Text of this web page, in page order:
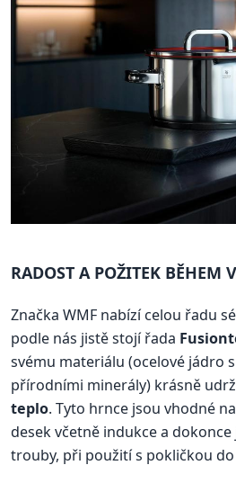
RADOST A POŽITEK BĚHEM
Značka WMF nabízí celou řadu
podle nás jistě stojí řada
svému materiálu (ocelové jádro
přírodními minerály) krásně
teplo. Tyto hrnce jsou vhodné
desek včetně indukce a
trouby, při použití s pokličkou do